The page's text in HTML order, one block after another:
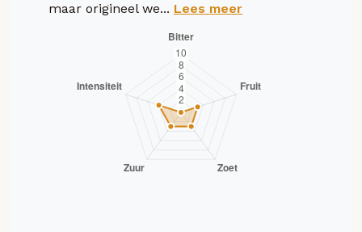
maar origineel we... Lees meer